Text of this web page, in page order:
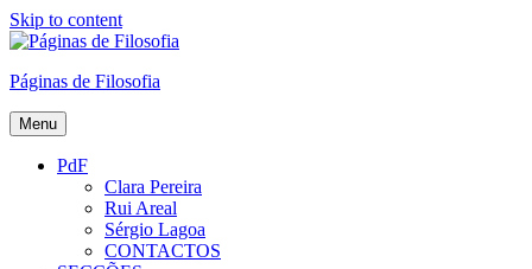
Skip to content
Páginas de Filosofia
Menu
PdF
Clara Pereira
Rui Areal
Sérgio Lagoa
CONTACTOS